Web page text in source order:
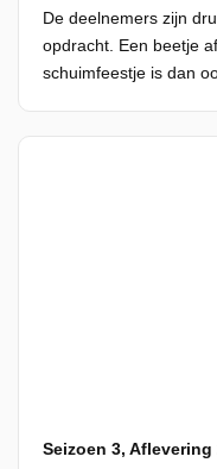
De deelnemers zijn
opdracht. Een beetje
schuimfeestje is dan
Seizoen 3, Aflevering